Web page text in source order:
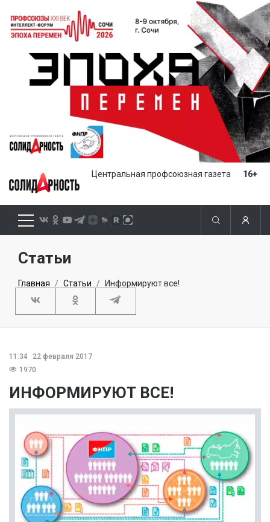
Центральная профсоюзная газета 16+
Статьи
Главная Статьи Информируют все!
11:34
22 февраля 2017
1970
ИНФОРМИРУЮТ ВСЕ!